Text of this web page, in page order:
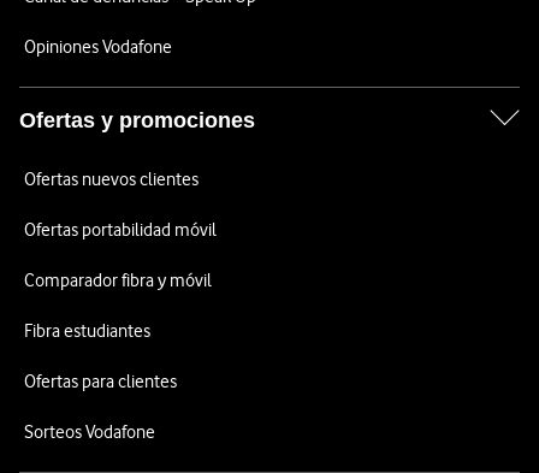
Opiniones Vodafone
Ofertas y promociones
Ofertas nuevos clientes
Ofertas portabilidad móvil
Comparador fibra y móvil
Fibra estudiantes
Ofertas para clientes
Sorteos Vodafone